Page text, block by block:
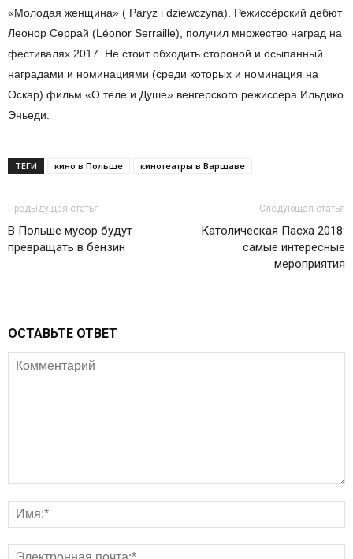
«Молодая женщина» ( Paryż i dziewczyna). Режиссёрский дебют
Леонор Серрай (Léonor Serraille), получил множество наград на
фестивалях 2017. Не стоит обходить стороной и осыпанный
наградами и номинациями (среди которых и номинация на
Оскар) фильм «О теле и Душе» венгерского режиссера Ильдико
Эньеди.
ТЕГИ кино в Польше кинотеатры в Варшаве
Предыдущая статья
В Польше мусор будут
превращать в бензин
Следующая статья
Католическая Пасха 2018:
самые интересные
мероприятия
ОСТАВЬТЕ ОТВЕТ